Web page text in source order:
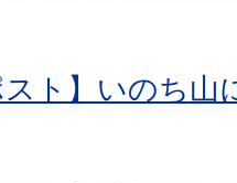
スト】いのち